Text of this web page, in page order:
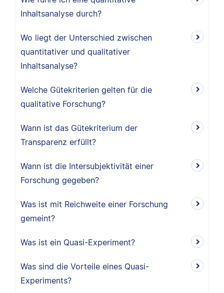
Inhaltsanalyse durch?
Wo liegt der Unterschied zwischen
quantitativer und qualitativer
Inhaltsanalyse?
Welche Gütekriterien gelten für die
qualitative Forschung?
Wann ist das Gütekriterium der
Transparenz erfüllt?
Wann ist die Intersubjektivität einer
Forschung gegeben?
Was ist mit Reichweite einer Forschung
gemeint?
Was ist ein Quasi-Experiment?
Was sind die Vorteile eines Quasi-
Experiments?